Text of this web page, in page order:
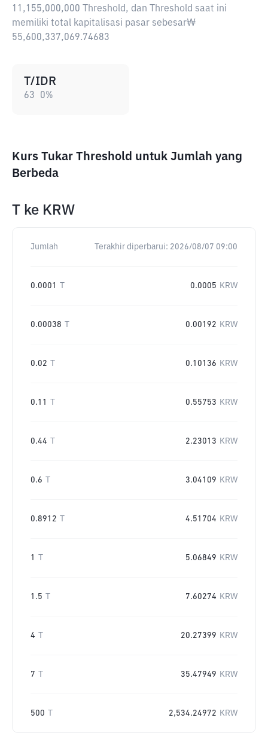
11,155,000,000 Threshold, dan Threshold saat ini
memiliki total kapitalisasi pasar sebesar₩
55,600,337,069.74683
T/IDR
63 0%
Kurs Tukar Threshold untuk Jumlah yang
Berbeda
T ke KRW
Jumlah Terakhir diperbarui: 2026/08/07 09:00
0.0001 0.0005 KRW
0.00038 0.00192 KRW
0.02 0.10136 KRW
0.11 0.55753 KRW
0.44 2.23013 KRW
0.6 3.04109 KRW
0.8912 4.51704 KRW
1 5.06849 KRW
1.5 7.60274 KRW
4 20.27399 KRW
7 35.47949 KRW
500 2,534.24972 KRW